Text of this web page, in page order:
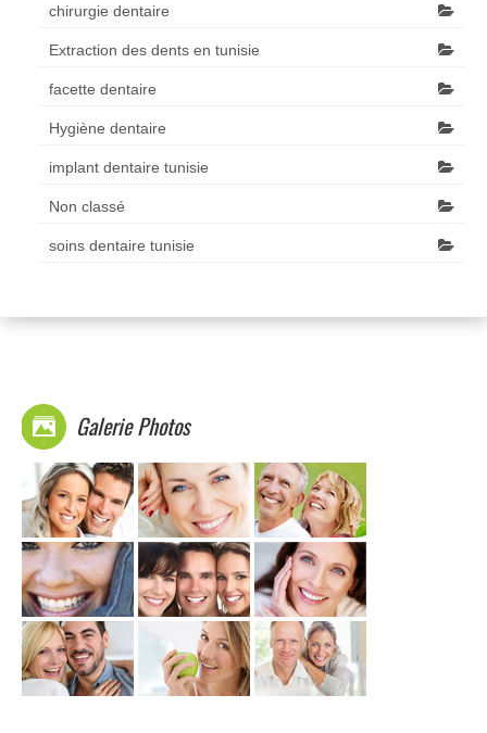
chirurgie dentaire
Extraction des dents en tunisie
facette dentaire
Hygiène dentaire
implant dentaire tunisie
Non classé
soins dentaire tunisie
Galerie Photos